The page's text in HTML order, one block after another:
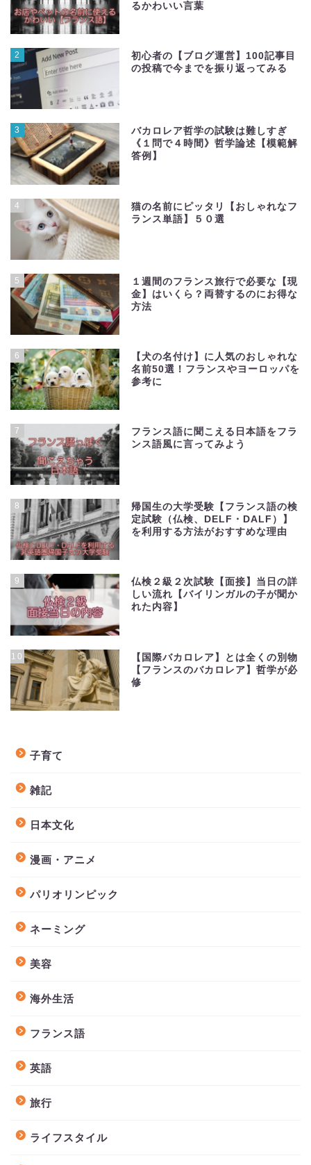
るかわいい言葉
2
初心者の【ブログ運営】100記事目
の投稿で今までを振り返ってみる
3
バカロレア哲学の試験は難しすぎ
《１問で４時間》哲学論述【模範解
答例】
4
猫の名前にピッタリ【おしゃれなフ
ランス単語】５０選
5
１週間のフランス旅行で必要な【現
金】はいくら？両替するのにお得な
方法
6
【犬の名付け】に人気のおしゃれな
名前50選！フランスやヨーロッパを
参考に
7
フランス語に聞こえる日本語をフラ
ンス語風に言ってみよう
8
帰国生の大学受験【フランス語の検
定試験（仏検、DELF・DALF）】
を利用する方法がおすすめな理由
9
仏検２級２次試験【面接】当日の詳
しい流れ【バイリンガルの子が聞か
れた内容】
10
【国際バカロレア】とは全くの別物
【フランスのバカロレア】哲学が必
修
子育て
雑記
日本文化
漫画・アニメ
パリオリンピック
ネーミング
美容
海外生活
フランス語
英語
旅行
ライフスタイル